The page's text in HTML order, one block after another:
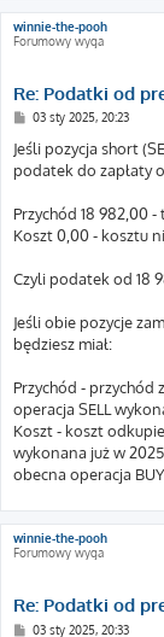
winnie-the-pooh
Forumowy wyga
Re: Podatki od
P
s
03 sty 2025, 20:23
Jeśli pozycja short
podatek do zapłaty
Przychód 18 982,00
Koszt 0,00 - kosztu
Czyli podatek od 18
Jeśli obie pozycje
będziesz miał:
Przychód - przychód
operacja SELL
Koszt - koszt
wykonana już w
obecna operacja
winnie-the-pooh
Forumowy wyga
Re: Podatki od
P03 sty 2025, 20:33